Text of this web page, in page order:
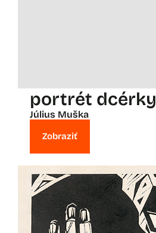
portrét dcérky
Július Muška
Zobraziť